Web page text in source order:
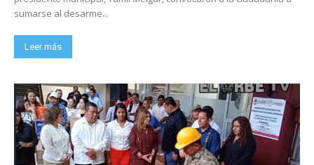
sumarse al desarme...
Leer más